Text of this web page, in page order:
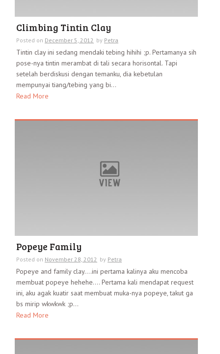
Climbing Tintin Clay
Posted on December 5, 2012 by Petra
Tintin clay ini sedang mendaki tebing hihihi ;p. Pertamanya sih
pose-nya tintin merambat di tali secara horisontal. Tapi
setelah berdiskusi dengan temanku, dia kebetulan
mempunyai tiang/tebing yang bi...
Read More
Popeye Family
Posted on November 28, 2012 by Petra
Popeye and family clay….ini pertama kalinya aku mencoba
membuat popeye hehehe…. Pertama kali mendapat request
ini, aku agak kuatir saat membuat muka-nya popeye, takut ga
bs mirip wkwkwk ;p...
Read More